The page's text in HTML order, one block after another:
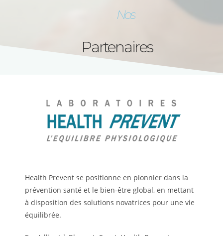
Nos
Partenaires
Health Prevent se positionne en pionnier dans la
prévention santé et le bien-être global, en mettant
à disposition des solutions novatrices pour une vie
équilibrée.